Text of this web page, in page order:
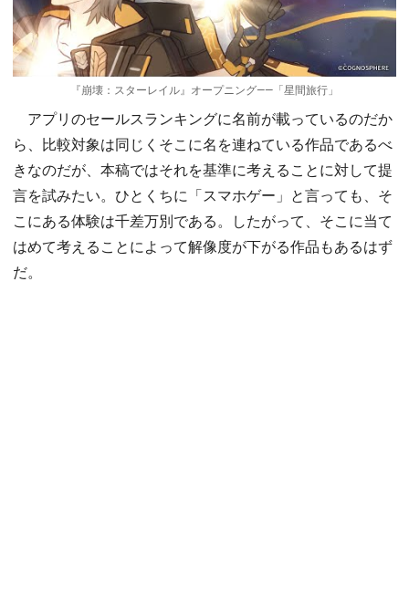
『崩壊：スターレイル』オープニング――「星間旅行」
アプリのセールスランキングに名前が載っているのだか
ら、比較対象は同じくそこに名を連ねている作品であるべ
きなのだが、本稿ではそれを基準に考えることに対して提
言を試みたい。ひとくちに「スマホゲー」と言っても、そ
こにある体験は千差万別である。したがって、そこに当て
はめて考えることによって解像度が下がる作品もあるはず
だ。